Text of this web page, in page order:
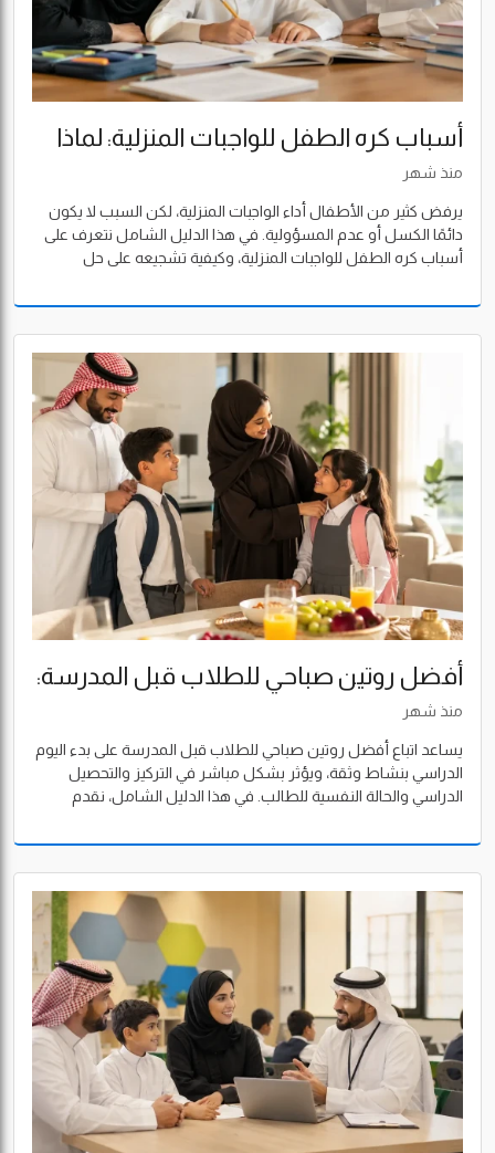
أسباب كره الطفل للواجبات المنزلية: لماذا
يرفض طفلك الدراسة؟ وكيف تساعده على
حب التعلم؟
منذ شهر
يرفض كثير من الأطفال أداء الواجبات المنزلية، لكن السبب لا يكون
دائمًا الكسل أو عدم المسؤولية. في هذا الدليل الشامل نتعرف على
أسباب كره الطفل للواجبات المنزلية، وكيفية تشجيعه على حل
الطفل على اكتساب حب التعلم وتحسين أدائه الدراسي.
أفضل روتين صباحي للطلاب قبل المدرسة:
دليل عملي لبداية يوم مليء بالنشاط والتركيز
منذ شهر
يساعد اتباع أفضل روتين صباحي للطلاب قبل المدرسة على بدء اليوم
الدراسي بنشاط وثقة، ويؤثر بشكل مباشر في التركيز والتحصيل
الدراسي والحالة النفسية للطالب. في هذا الدليل الشامل، نقدم
التي يمكن أن يتبعها الأطفال بمختلف أعمارهم، بالإضافة إلى نصائح